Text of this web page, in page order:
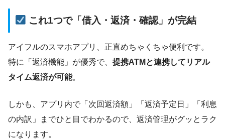
これ1つで「借入・返済・確認」が完結
アイフルのスマホアプリ、正直めちゃくちゃ便利です。
特に「返済機能」が優秀で、 提携ATMと連携してリアル
タイム返済が可能。
しかも、アプリ内で「次回返済額」「返済予定日」「利息
の内訳」までひと目でわかるので、返済管理がグッとラク
になります。